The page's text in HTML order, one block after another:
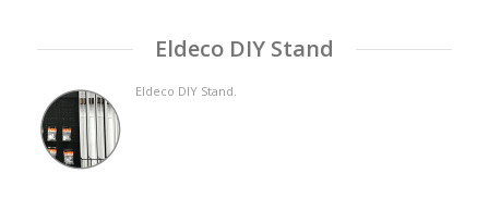
Eldeco DIY Stand
Eldeco DIY Stand.